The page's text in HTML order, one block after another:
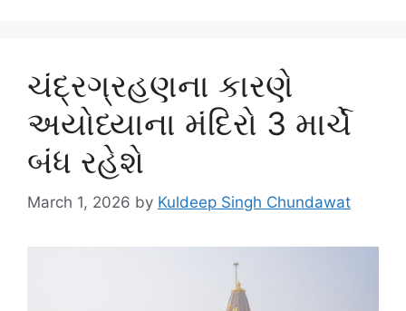
ચંદ્રગ્રહણના કારણે
અયોધ્યાના મંદિરો 3 માર્ચે
બંધ રહેશે
March 1, 2026 by Kuldeep Singh Chundawat